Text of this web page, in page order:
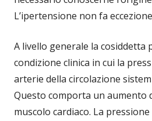
L’ipertensione non fa
A livello generale la cosiddetta
condizione clinica in cui la
arterie della circolazione
Questo comporta un aumento
muscolo cardiaco. La